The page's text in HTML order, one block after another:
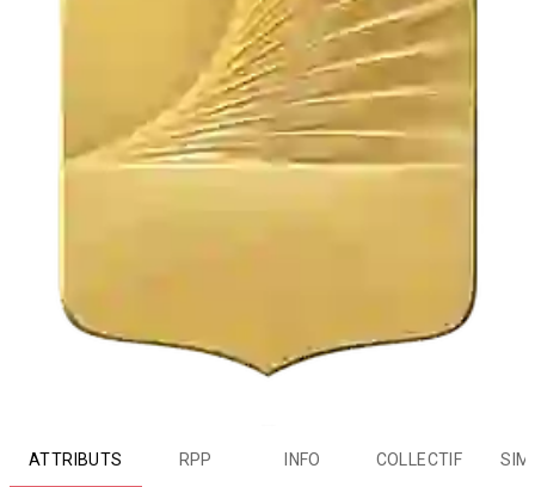
ATTRIBUTS RPP INFO COLLECTIF